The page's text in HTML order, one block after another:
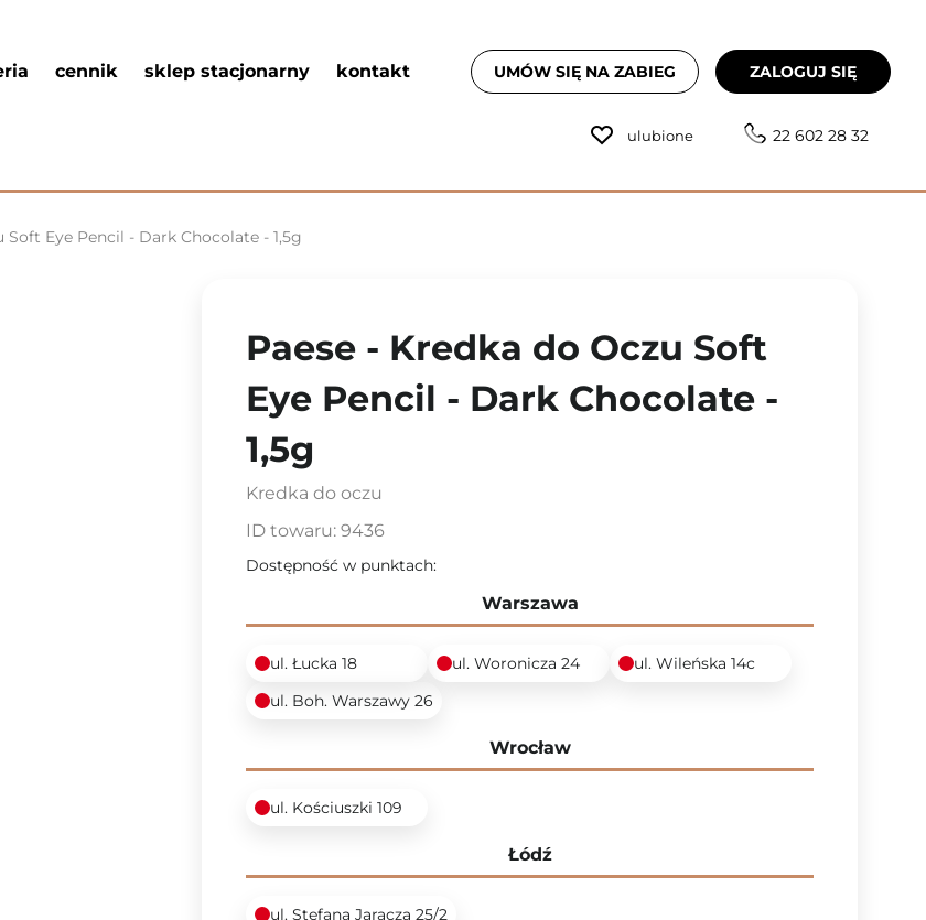
cennik sklep stacjonarny kontakt UMÓW SIĘ NA ZABIEG ZALOGUJ SIĘ
ulubione 22 602 28 32
Soft Eye Pencil - Dark Chocolate - 1,5g
Paese - Kredka do Oczu Soft
Eye Pencil - Dark Chocolate -
1,5g
Kredka do oczu
ID towaru: 9436
Dostępność w punktach:
Warszawa
ul. Łucka 18 ul. Woronicza 24
ul. Wileńska 14c
ul. Boh. Warszawy 26
Wrocław
ul. Kościuszki 109
Łódź
ul. Stefana Jaracza 25/2